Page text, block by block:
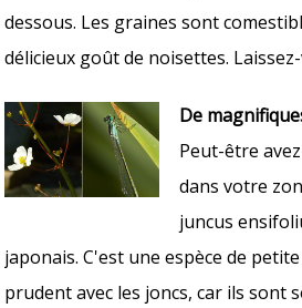
dessous. Les graines sont
délicieux goût de noisettes.
De
Peut-être
dans votre
juncus
japonais. C'est une espèce de
prudent avec les joncs, car ils sont